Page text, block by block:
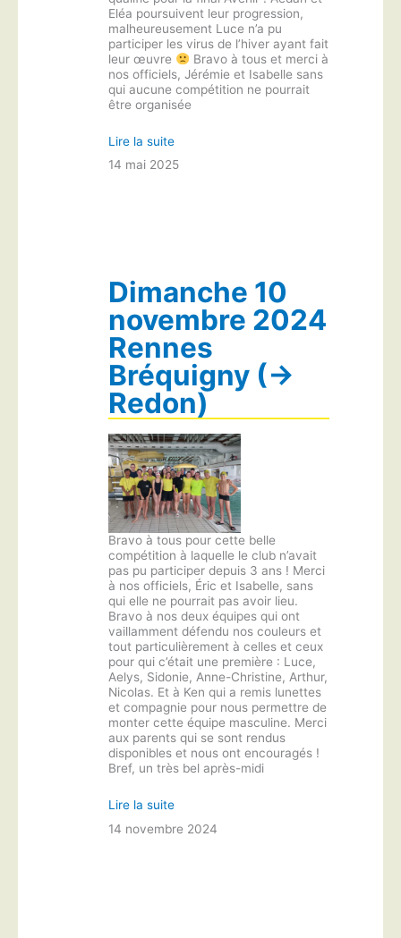
Eléa poursuivent leur progression,
malheureusement Luce n’a pu
participer les virus de l’hiver ayant fait
leur œuvre
Bravo à tous et merci à
nos officiels, Jérémie et Isabelle sans
qui aucune compétition ne pourrait
être organisée
Lire la suite
14 mai 2025
Dimanche 10
novembre 2024
Rennes
Bréquigny (→
Redon)
Bravo à tous pour cette belle
compétition à laquelle le club n’avait
pas pu participer depuis 3 ans ! Merci
à nos officiels, Éric et Isabelle, sans
qui elle ne pourrait pas avoir lieu.
Bravo à nos deux équipes qui ont
vaillamment défendu nos couleurs et
tout particulièrement à celles et ceux
pour qui c’était une première : Luce,
Aelys, Sidonie, Anne-Christine, Arthur,
Nicolas. Et à Ken qui a remis lunettes
et compagnie pour nous permettre de
monter cette équipe masculine. Merci
aux parents qui se sont rendus
disponibles et nous ont encouragés !
Bref, un très bel après-midi
Lire la suite
14 novembre 2024